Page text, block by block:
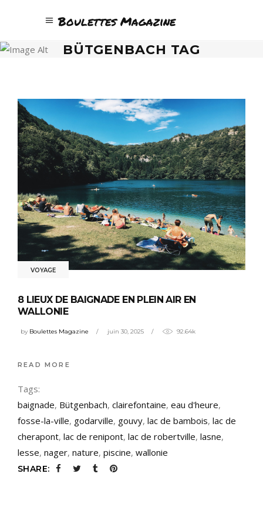
Boulettes Magazine
BÜTGENBACH TAG
VOYAGE
8 LIEUX DE BAIGNADE EN PLEIN AIR EN
WALLONIE
by Boulettes Magazine juin 30, 2025 92.64k
READ MORE
Tags:
baignade, Bütgenbach, clairefontaine, eau d'heure,
fosse-la-ville, godarville, gouvy, lac de bambois, lac de
cherapont, lac de renipont, lac de robertville, lasne,
lesse, nager, nature, piscine, wallonie
SHARE: